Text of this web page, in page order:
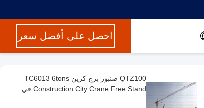
احصل على أفضل سعر
QTZ100 صنبور برج كرين TC6013 6tons
Construction City Crane Free Stand في